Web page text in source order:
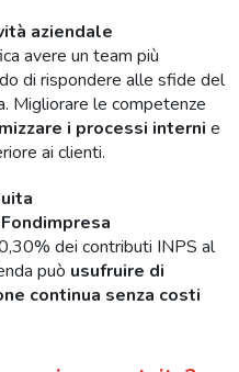
aziendale
avere un team più
di rispondere alle sfide del
Migliorare le competenze
i processi interni e
ai clienti.
Fondimpresa
dei contributi INPS al
può usufruire di
continua senza costi